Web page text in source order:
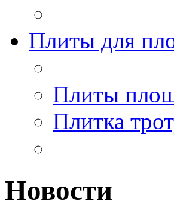
Плиты для
Плиты
Плитка
Новости